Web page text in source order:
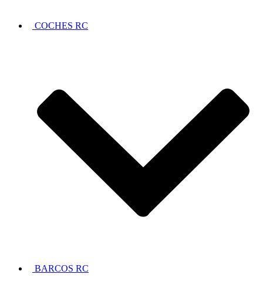
COCHES RC
BARCOS RC